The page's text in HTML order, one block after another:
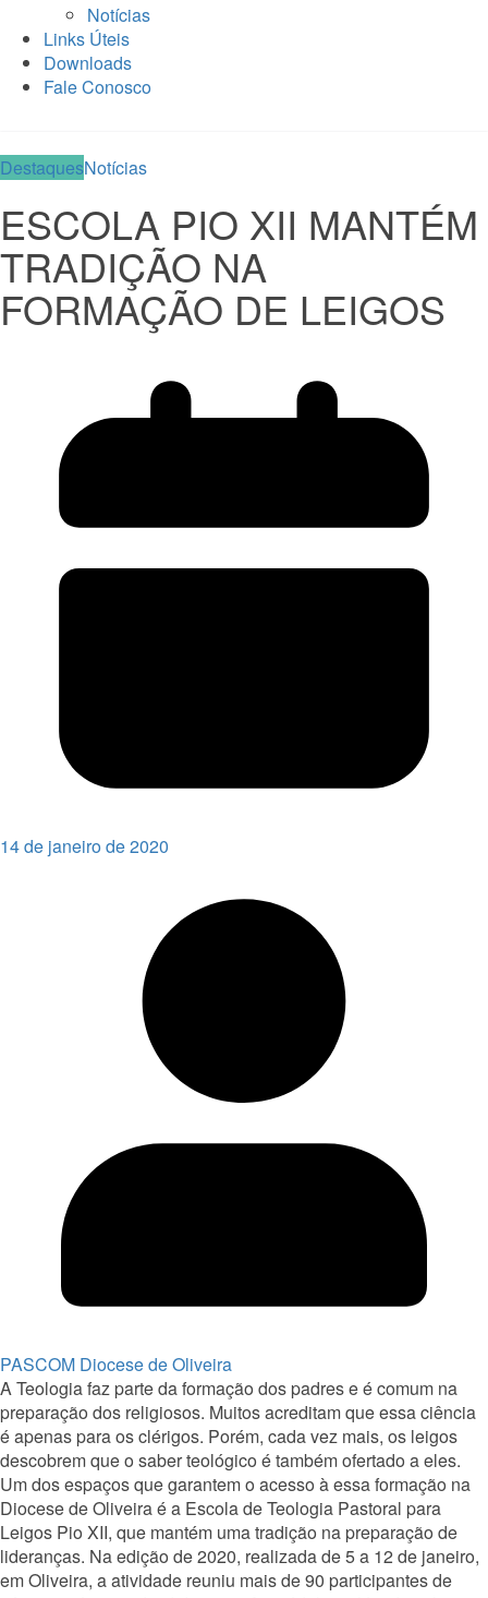
Notícias
Links Úteis
Downloads
Fale Conosco
DestaquesNotícias
ESCOLA PIO XII MANTÉM
TRADIÇÃO NA
FORMAÇÃO DE LEIGOS
14 de janeiro de 2020
PASCOM Diocese de Oliveira
A Teologia faz parte da formação dos padres e é comum na
preparação dos religiosos. Muitos acreditam que essa ciência
é apenas para os clérigos. Porém, cada vez mais, os leigos
descobrem que o saber teológico é também ofertado a eles.
Um dos espaços que garantem o acesso à essa formação na
Diocese de Oliveira é a Escola de Teologia Pastoral para
Leigos Pio XII, que mantém uma tradição na preparação de
lideranças. Na edição de 2020, realizada de 5 a 12 de janeiro,
em Oliveira, a atividade reuniu mais de 90 participantes de